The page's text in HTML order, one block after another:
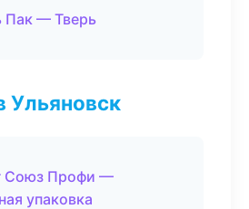
— Тверь
Ульяновск
Союз Профи —
упаковка